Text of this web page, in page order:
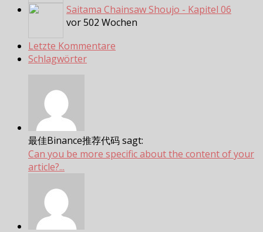
Saitama Chainsaw Shoujo - Kapitel 06
vor 502 Wochen
Letzte Kommentare
Schlagwörter
最佳Binance推荐代码 sagt:
Can you be more specific about the content of your
article?...